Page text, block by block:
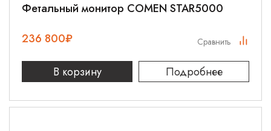
Фетальный монитор COMEN STAR5000
236 800₽
В корзину Подробнее
Сравнить